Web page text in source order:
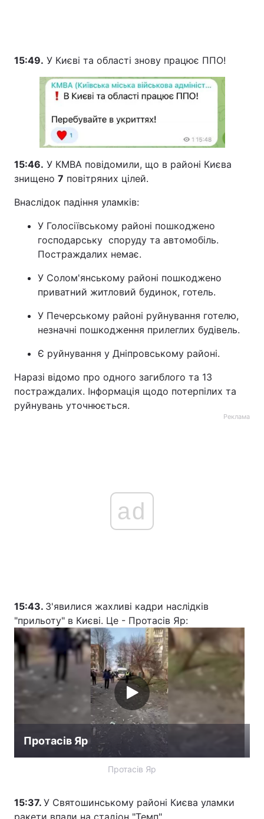
15:49. У Києві та області знову працює ППО!
15:46. У КМВА повідомили, що в районі Києва
знищено 7 повітряних цілей.
Внаслідок падіння уламків:
У Голосіївському районі пошкоджено
господарську споруду та автомобіль.
Постраждалих немає.
У Солом'янському районі пошкоджено
приватний житловий будинок, готель.
У Печерському районі руйнування готелю,
незначні пошкодження прилеглих будівель.
Є руйнування у Дніпровському районі.
Наразі відомо про одного загиблого та 13
постраждалих. Інформація щодо потерпілих та
руйнувань уточнюється.
Реклама
ad
15:43. З'явилися жахливі кадри наслідків
"прильоту" в Києві. Це - Протасів Яр:
Протасів Яр
Протасів Яр
15:37. У Святошинському районі Києва уламки
ракети впали на стадіон "Темп".